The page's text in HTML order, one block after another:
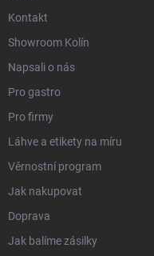
Kontakt
Showroom Kolín
Napsali o nás
Pro gastro
Pro firmy
Láhve a etikety na míru
Věrnostní program
Jak nakupovat
Doprava
Jak balíme zásilky